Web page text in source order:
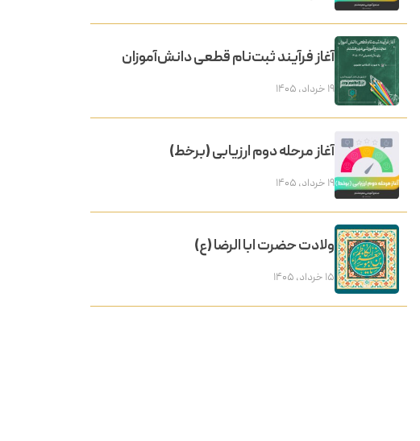
آغاز فرآیند ثبت‌نام قطعی دانش‌آموزان
۱۹ خرداد, ۱۴۰۵
آغاز مرحله دوم ارزیابی (برخط)
۱۹ خرداد, ۱۴۰۵
ولادت حضرت ابا الرضا (ع)
۱۵ خرداد, ۱۴۰۵